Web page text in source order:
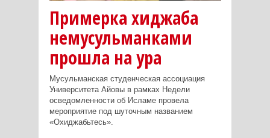
Примерка хиджаба
немусульманками
прошла на ура
Мусульманская студенческая ассоциация
Университета Айовы в рамках Недели
осведомленности об Исламе провела
мероприятие под шуточным названием
«Охиджабьтесь».